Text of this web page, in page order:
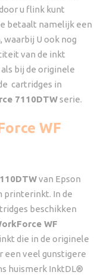
u flink kunt
betaalt namelijk een
U ook nog
van de inkt
bij de originele
cartridges in
7110DTWserie.
WF
van Epson
printerinkt. In de
beschikken
WF
die in de originele
een veel gunstigere
huismerk InktDL®